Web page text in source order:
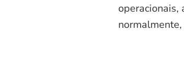
operacionais,